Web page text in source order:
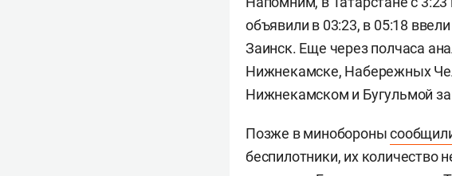
объявили в 03:23, в 05:18
Заинск. Еще через полчаса
Нижнекамске, Набережных
Нижнекамском и Бугульмой
Позже в минобороны
беспилотники, их количество